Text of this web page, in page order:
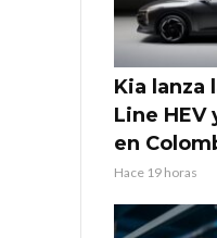
Kia lanza
Line HEV
en
Hace 19 horas